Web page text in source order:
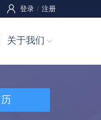
登录 / 注册
关于我们